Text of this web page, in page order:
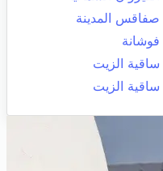
صفاقس المدينة
فوشانة
ساقية الزيت
ساقية الزيت